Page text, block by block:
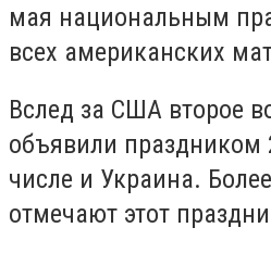
мая национальным
всех американских
Вслед за США второе
объявили праздником
числе и Украина.
отмечают этот